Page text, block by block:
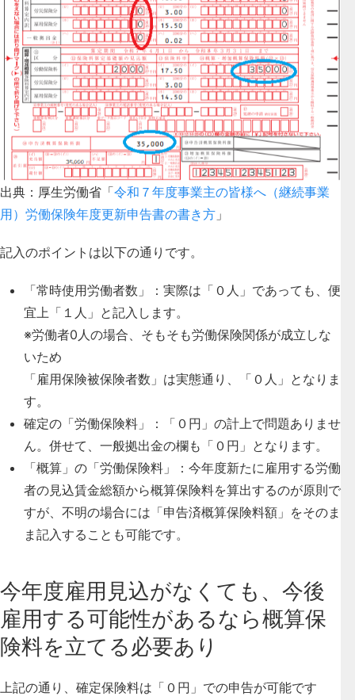
出典：厚生労働省「令和７年度事業主の皆様へ（継続事業
用）労働保険年度更新申告書の書き方 」
記入のポイントは以下の通りです。
「常時使用労働者数」： 実際は「０人」であっても、便
宜上「１人」と記入します。
※労働者0人の場合、そもそも労働保険関係が成立しな
いため
「雇用保険被保険者数」は実態通り、「０人」となりま
す。
確定の「労働保険料」：
「０円」の計上で問題ありませ
ん。併せて、一般拠出金の欄も「０円」となります。
「概算」の「労働保険料」： 今年度新たに雇用する労働
者の見込賃金総額から概算保険料を算出するのが原則で
すが、不明の場合には「申告済概算保険料額」をそのま
ま記入することも可能です。
今年度雇用見込がなくても、今後
雇用する可能性があるなら概算保
険料を立てる必要あり
上記の通り、確定保険料は「０円」での申告が可能です